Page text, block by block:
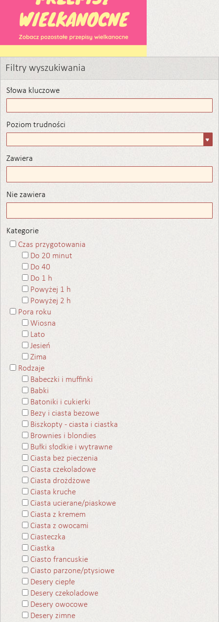
Filtry wyszukiwania
Słowa kluczowe
Poziom trudności
trudności
Zawiera
Nie zawiera
Kategorie
Czas przygotowania
Do 20 minut
Do 40
Do 1 h
Powyżej 1 h
Powyżej 2 h
Pora roku
Wiosna
Lato
Jesień
Zima
Rodzaje
Babeczki i muffinki
Babki
Batoniki i cukierki
Bezy i ciasta bezowe
Biszkopty - ciasta i ciastka
Brownies i blondies
Bułki słodkie i wytrawne
Ciasta bez pieczenia
Ciasta czekoladowe
Ciasta drożdżowe
Ciasta kruche
Ciasta ucierane/piaskowe
Ciasta z kremem
Ciasta z owocami
Ciasteczka
Ciastka
Ciasto francuskie
Ciasto parzone/ptysiowe
Desery ciepłe
Desery czekoladowe
Desery owocowe
Desery zimne